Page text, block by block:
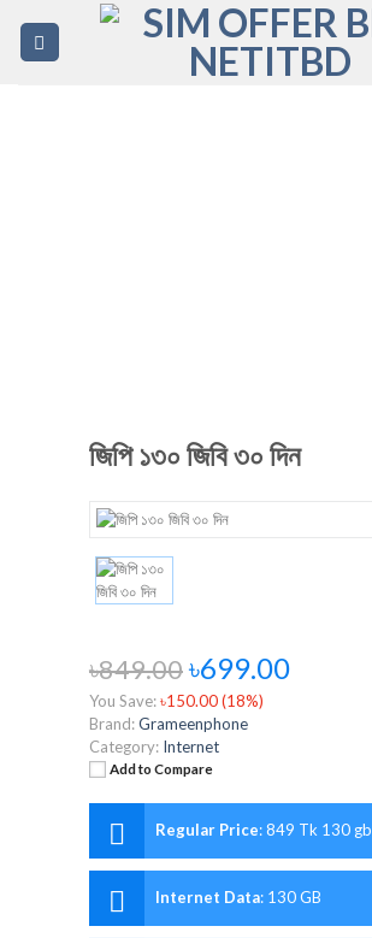
জিপি ১৩০ জিবি ৩০ দিন
৳849.00৳699.00
You Save:৳150.00 (18%)
Brand:Grameenphone
Category: Internet
Add to Compare
Regular Price:849 Tk 130 gb
Internet Data: 130 GB